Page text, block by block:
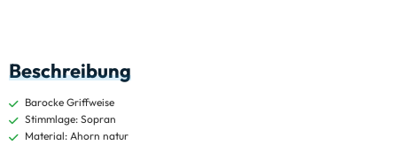
Beschreibung
Barocke Griffweise
Stimmlage: Sopran
Material: Ahorn natur